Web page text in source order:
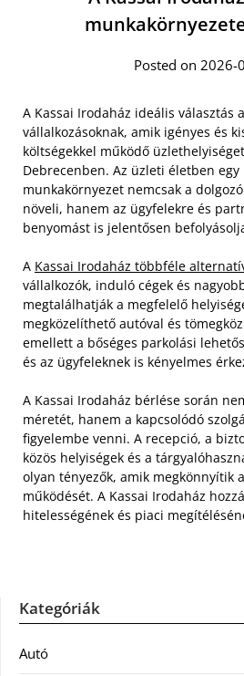
Posted on 2026-
A Kassai Irodaház ideális választás
vállalkozásoknak, amik igényes és
költségekkel működő
Debrecenben. Az üzleti életben
munkakörnyezet nemcsak a
növeli, hanem az ügyfelekre és
benyomást is jelentősen
A Kassai Irodaház többféle
vállalkozók, induló cégek és
megtalálhatják a megfelelő
megközelíthető autóval és
emellett a bőséges parkolási
és az ügyfeleknek is kényelmes
A Kassai Irodaház bérlése során
méretét, hanem a kapcsolódó
figyelembe venni. A recepció, a
közös helyiségek és a
olyan tényezők, amik megkönnyítik
működését. A Kassai Irodaház
hitelességének és piaci
Kategóriák
Autó